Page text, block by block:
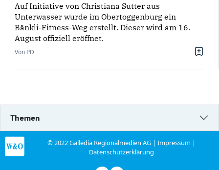
Auf Initiative von Christiana Sutter aus
Unterwasser wurde im Obertoggenburg ein
Bänkli-Fitness-Weg erstellt. Dieser wird am 16.
August offiziell eröffnet.
Von PD
Themen
© 2022 Galledia Regionalmedien AG |Impressum |
Datenschutzerklärung